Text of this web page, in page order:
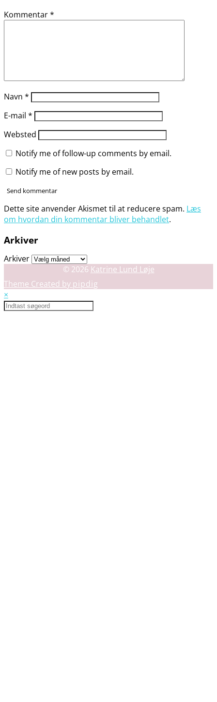
Kommentar*
Navn *
E-mail *
Websted
Notify me of follow-up comments by email.
Notify me of new posts by email.
Dette site anvender Akismet til at reducere spam. Læs
om hvordan din kommentar bliver behandlet.
Arkiver
Arkiver
© 2026 Katrine Lund Løje
Theme Created by pipdig
×